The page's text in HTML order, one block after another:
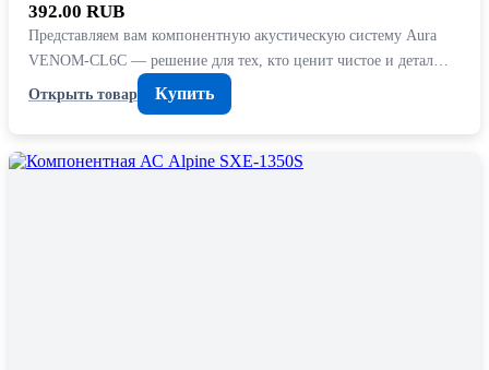
392.00 RUB
Представляем вам компонентную акустическую систему Aura
VENOM-CL6C — решение для тех, кто ценит чистое и детал…
Открыть товар
Купить